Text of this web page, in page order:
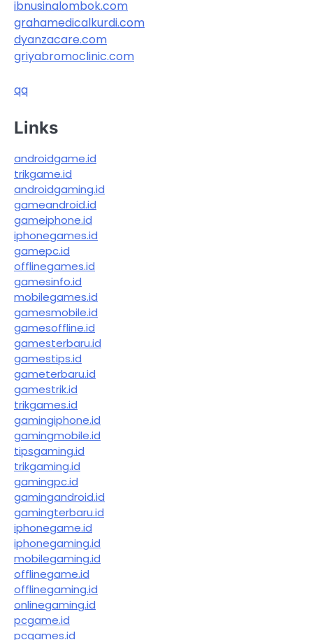
ibnusinalombok.com
grahamedicalkurdi.com
dyanzacare.com
griyabromoclinic.com
qq
Links
androidgame.id
trikgame.id
androidgaming.id
gameandroid.id
gameiphone.id
iphonegames.id
gamepc.id
offlinegames.id
gamesinfo.id
mobilegames.id
gamesmobile.id
gamesoffline.id
gamesterbaru.id
gamestips.id
gameterbaru.id
gamestrik.id
trikgames.id
gamingiphone.id
gamingmobile.id
tipsgaming.id
trikgaming.id
gamingpc.id
gamingandroid.id
gamingterbaru.id
iphonegame.id
iphonegaming.id
mobilegaming.id
offlinegame.id
offlinegaming.id
onlinegaming.id
pcgame.id
pcgames.id